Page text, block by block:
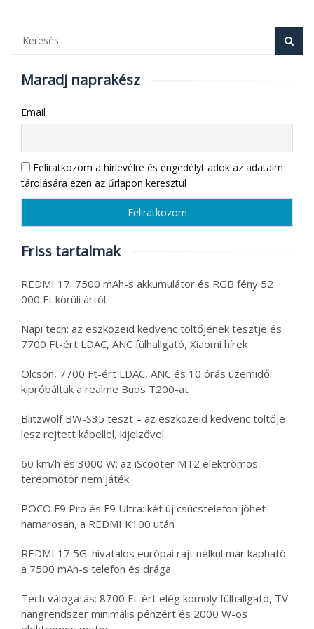
Maradj naprakész
Email
Feliratkozom a hírlevélre és engedélyt adok az adataim
tárolására ezen az űrlapon keresztül
Friss tartalmak
REDMI 17: 7500 mAh-s akkumulátor és RGB fény 52
000 Ft körüli ártól
Napi tech: az eszközeid kedvenc töltőjének tesztje és
7700 Ft-ért LDAC, ANC fülhallgató, Xiaomi hírek
Olcsón, 7700 Ft-ért LDAC, ANC és 10 órás üzemidő:
kipróbáltuk a realme Buds T200-at
Blitzwolf BW-S35 teszt – az eszközeid kedvenc töltője
lesz rejtett kábellel, kijelzővel
60 km/h és 3000 W: az iScooter MT2 elektromos
terepmotor nem játék
POCO F9 Pro és F9 Ultra: két új csúcstelefon jöhet
hamarosan, a REDMI K100 után
REDMI 17 5G: hivatalos európai rajt nélkül már kapható
a 7500 mAh-s telefon és drága
Tech válogatás: 8700 Ft-ért elég komoly fülhallgató, TV
hangrendszer minimális pénzért és 2000 W-os